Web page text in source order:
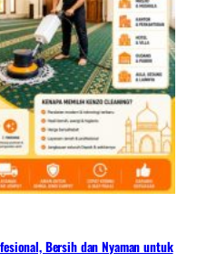
Bersih dan Nyaman untuk